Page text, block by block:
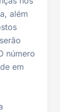
além
número
em